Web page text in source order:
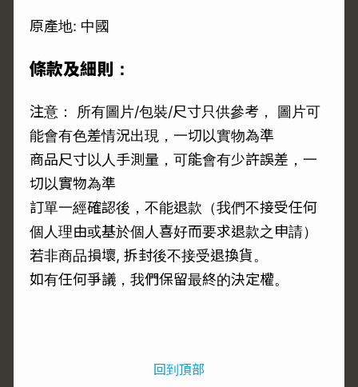
原產地: 中國
條款及細則：
注意： 所有圖片/包裝/尺寸只供參考， 圖片可
能會有色差情況出現，一切以實物為準
商品尺寸以人手測量，可能會有少許誤差，一
切以實物為準
訂單一經確認後，不能退款（我們不接受任何
個人理由或基於個人喜好而要求退款之申請）
若非商品損壞, 拆封後不接受退換貨。
如有任何爭議，我們保留最終的決定權。
回到頂部